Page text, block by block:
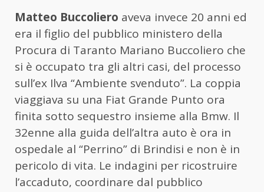
Matteo Buccoliero aveva invece 20 anni ed
era il figlio del pubblico ministero della
Procura di Taranto Mariano Buccoliero che
si è occupato tra gli altri casi, del processo
sull’ex Ilva “Ambiente svenduto”. La coppia
viaggiava su una Fiat Grande Punto ora
finita sotto sequestro insieme alla Bmw. Il
32enne alla guida dell’altra auto è ora in
ospedale al “Perrino” di Brindisi e non è in
pericolo di vita. Le indagini per ricostruire
l’accaduto, coordinare dal pubblico